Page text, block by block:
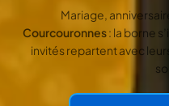
Mariage,
Courcouronnes: la borne
invités repartent avec leurs